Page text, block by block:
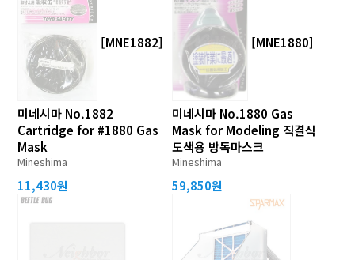
[MNE1882]
미네시마 No.1882
Cartridge for #1880 Gas
Mask
Mineshima
11,430원
[MNE1880]
미네시마 No.1880 Gas
Mask for Modeling 직결식
도색용 방독마스크
Mineshima
59,850원